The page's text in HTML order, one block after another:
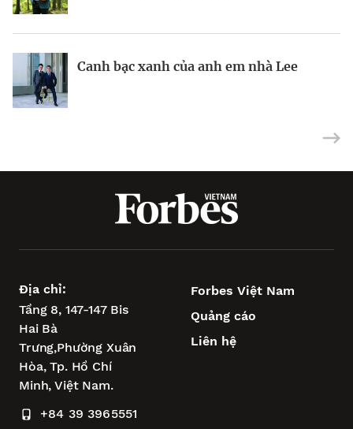
Canh bạc xanh của anh em nhà Lee
BRANDCONNECT | Brand Contributor
Nhà sáng lập 25 tuổi và tham vọng lật
Địa chỉ:
Tầng 8, 147-147 Bis
Hai Bà
Trưng,Phường Xuân
Hòa,Tp. Hồ Chí
Minh, Việt Nam.
+84 39 3965551
Forbes Việt Nam
Quảng cáo
Liên hệ